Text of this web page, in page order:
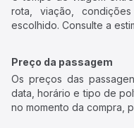
rota, viação,
escolhido. Consulte a
Preço da passagem
Os preços das
data, horário e tipo de
no momento da compra,